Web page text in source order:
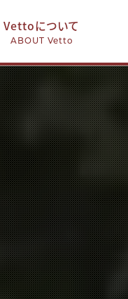
Vettoについて
ABOUT Vetto